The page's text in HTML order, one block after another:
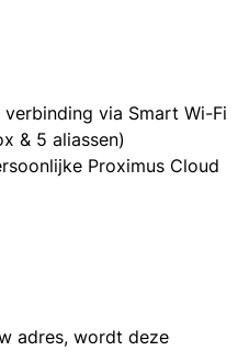
via Smart Wi-Fi
& 5 aliassen)
Proximus Cloud
adres, wordt deze